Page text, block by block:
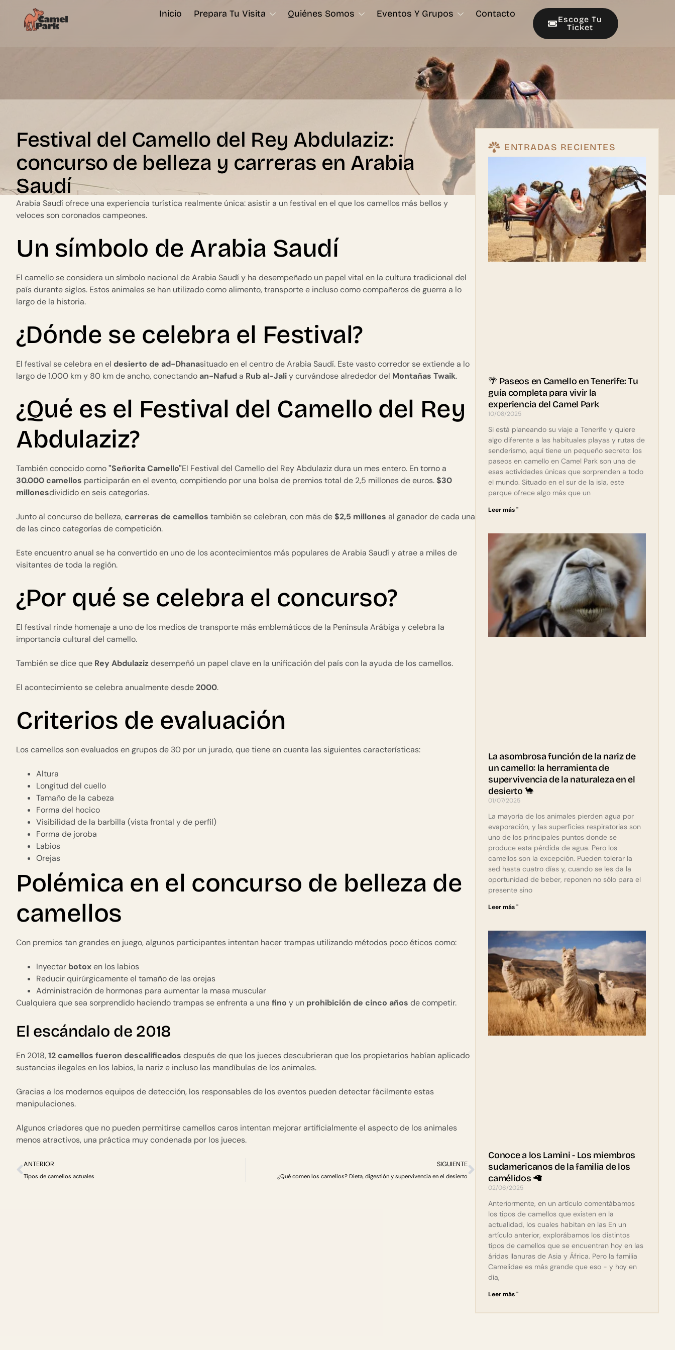
contenido
Inicio Prepara Tu Visita Quiénes Somos Eventos Y Grupos Contacto
Escoge Tu
Ticket
Festival del Camello del Rey Abdulaziz:
concurso de belleza y carreras en Arabia
Saudí
Arabia Saudí ofrece una experiencia turística realmente única: asistir a un festival en el que los camellos más bellos y
veloces son coronados campeones.
Un símbolo de Arabia Saudí
El camello se considera un símbolo nacional de Arabia Saudí y ha desempeñado un papel vital en la cultura tradicional del
país durante siglos. Estos animales se han utilizado como alimento, transporte e incluso como compañeros de guerra a lo
largo de la historia.
¿Dónde se celebra el Festival?
El festival se celebra en el desierto de ad-Dhanasituado en el centro de Arabia Saudí. Este vasto corredor se extiende a lo
largo de 1.000 km y 80 km de ancho, conectando an-Nafuda Rub al-Jaliy curvándose alrededor del Montañas Twaik.
¿Qué es el Festival del Camello del Rey
Abdulaziz?
También conocido como"Señorita Camello"El Festival del Camello del Rey Abdulaziz dura un mes entero. En torno a
30.000 camellos participarán en el evento, compitiendo por una bolsa de premios total de 2,5 millones de euros.$30
millonesdividido en seis categorías.
Junto al concurso de belleza, carreras de camellos también se celebran, con más de$2,5 millones al ganador de cada una
de las cinco categorías de competición.
Este encuentro anual se ha convertido en uno de los acontecimientos más populares de Arabia Saudí y atrae a miles de
visitantes de toda la región.
¿Por qué se celebra el concurso?
El festival rinde homenaje a uno de los medios de transporte más emblemáticos de la Península Arábiga y celebra la
importancia cultural del camello.
También se dice que Rey Abdulazizdesempeñó un papel clave en la unificación del país con la ayuda de los camellos.
El acontecimiento se celebra anualmente desde2000.
Criterios de evaluación
Los camellos son evaluados en grupos de 30 por un jurado, que tiene en cuenta las siguientes características:
Altura
Longitud del cuello
Tamaño de la cabeza
Forma del hocico
Visibilidad de la barbilla (vista frontal y de perfil)
Forma de joroba
Labios
Orejas
Polémica en el concurso de belleza de
camellos
Con premios tan grandes en juego, algunos participantes intentan hacer trampas utilizando métodos poco éticos como:
Inyectar botoxen los labios
Reducir quirúrgicamente el tamaño de las orejas
Administración de hormonas para aumentar la masa muscular
Cualquiera que sea sorprendido haciendo trampas se enfrenta a una fino y un prohibición de cinco años de competir.
El escándalo de 2018
En 2018,12 camellos fueron descalificados después de que los jueces descubrieran que los propietarios habían aplicado
sustancias ilegales en los labios, la nariz e incluso las mandíbulas de los animales.
Gracias a los modernos equipos de detección, los responsables de los eventos pueden detectar fácilmente estas
manipulaciones.
Algunos criadores que no pueden permitirse camellos caros intentan mejorar artificialmente el aspecto de los animales
menos atractivos, una práctica muy condenada por los jueces.
ANTERIOR
Tipos de camellos actuales
SIGUIENTE
¿Qué comen los camellos? Dieta, digestión y supervivencia en el desierto
ENTRADAS RECIENTES
🌴 Paseos en Camello en Tenerife: Tu
guía completa para vivir la
experiencia del Camel Park
10/08/2025
Si está planeando su viaje a Tenerife y quiere
algo diferente a las habituales playas y rutas de
senderismo, aquí tiene un pequeño secreto: los
paseos en camello en Camel Park son una de
esas actividades únicas que sorprenden a todo
el mundo. Situado en el sur de la isla, este
parque ofrece algo más que un
Leer más "
La asombrosa función de la nariz de
un camello: la herramienta de
supervivencia de la naturaleza en el
desierto 🐪
01/07/2025
La mayoría de los animales pierden agua por
evaporación, y las superficies respiratorias son
uno de los principales puntos donde se
produce esta pérdida de agua. Pero los
camellos son la excepción. Pueden tolerar la
sed hasta cuatro días y, cuando se les da la
oportunidad de beber, reponen no sólo para el
presente sino
Leer más "
Conoce a los Lamini - Los miembros
sudamericanos de la familia de los
camélidos 🦙
02/06/2025
Anteriormente, en un artículo comentábamos
los tipos de camellos que existen en la
actualidad, los cuales habitan en las En un
artículo anterior, explorábamos los distintos
tipos de camellos que se encuentran hoy en las
áridas llanuras de Asia y África. Pero la familia
Camelidae es más grande que eso - y hoy en
día,
Leer más "